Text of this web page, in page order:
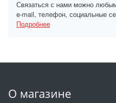
Связаться с нами можно
e-mail, телефон, социальные
Подробнее
О магазине